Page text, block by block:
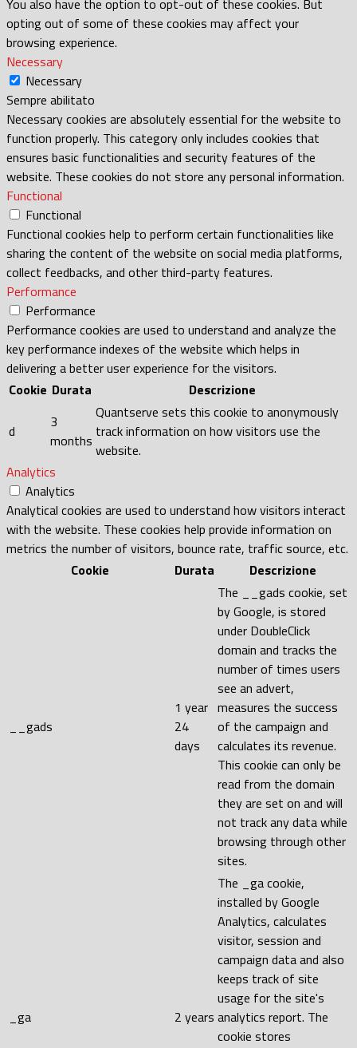
You also have the option to opt-out of these cookies. But
opting out of some of these cookies may affect your
browsing experience.
Necessary
Necessary
Sempre abilitato
Necessary cookies are absolutely essential for the website to
function properly. This category only includes cookies that
ensures basic functionalities and security features of the
website. These cookies do not store any personal information.
Functional
Functional
Functional cookies help to perform certain functionalities like
sharing the content of the website on social media platforms,
collect feedbacks, and other third-party features.
Performance
Performance
Performance cookies are used to understand and analyze the
key performance indexes of the website which helps in
delivering a better user experience for the visitors.
Cookie Durata Descrizione
d
3
months
Quantserve sets this cookie to anonymously
track information on how visitors use the
website.
Analytics
Analytics
Analytical cookies are used to understand how visitors interact
with the website. These cookies help provide information on
metrics the number of visitors, bounce rate, traffic source, etc.
Cookie
Durata Descrizione
__gads
1 year
24
days
The __gads cookie, set
by Google, is stored
under DoubleClick
domain and tracks the
number of times users
see an advert,
measures the success
of the campaign and
calculates its revenue.
This cookie can only be
read from the domain
they are set on and will
not track any data while
browsing through other
sites.
_ga 2 years
The _ga cookie,
installed by Google
Analytics, calculates
visitor, session and
campaign data and also
keeps track of site
usage for the site's
analytics report. The
cookie stores